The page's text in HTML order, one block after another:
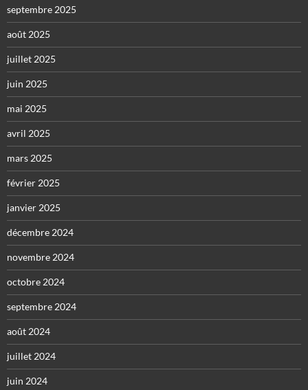
septembre 2025
août 2025
juillet 2025
juin 2025
mai 2025
avril 2025
mars 2025
février 2025
janvier 2025
décembre 2024
novembre 2024
octobre 2024
septembre 2024
août 2024
juillet 2024
juin 2024